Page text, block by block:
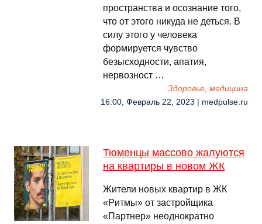
пространства и осознание того,
что от этого никуда не деться. В
силу этого у человека
формируется чувство
безысходности, апатия,
нервозност …
Здоровье, медицина
16:00, Февраль 22, 2023 | medpulse.ru
Тюменцы массово жалуются
на квартиры в новом ЖК
Жители новых квартир в ЖК
«Ритмы» от застройщика
«Партнер» неоднократно